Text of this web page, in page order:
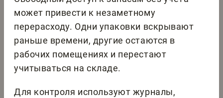
может привести к незаметному
перерасходу. Одни упаковки вскрывают
раньше времени, другие остаются в
рабочих помещениях и перестают
учитываться на складе.
Для контроля используют журналы,